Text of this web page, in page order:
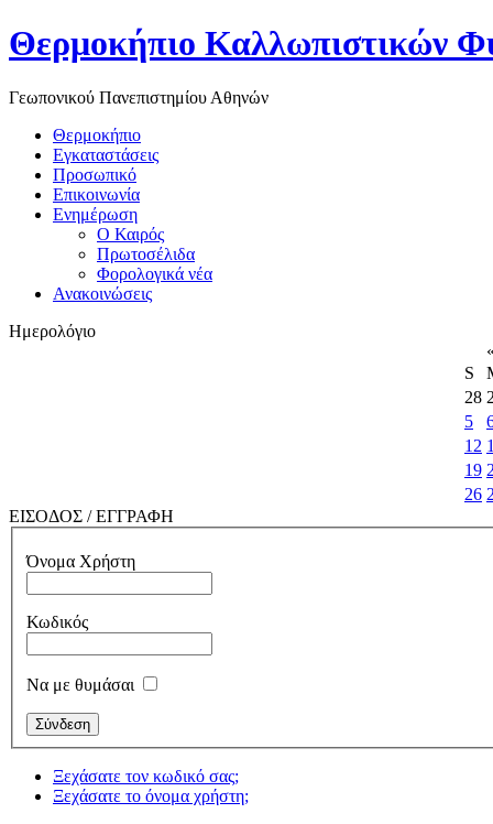
Θερμοκήπιο Καλλωπιστικών
Γεωπονικού Πανεπιστημίου Αθηνών
Θερμοκήπιο
Εγκαταστάσεις
Προσωπικό
Επικοινωνία
Ενημέρωση
Ο Καιρός
Πρωτοσέλιδα
Φορολογικά νέα
Ανακοινώσεις
Ημερολόγιο
S
28
5
12
19
26
ΕΙΣΟΔΟΣ / ΕΓΓΡΑΦΗ
Όνομα Χρήστη
Κωδικός
Να με θυμάσαι
Ξεχάσατε τον κωδικό σας;
Ξεχάσατε το όνομα χρήστη;